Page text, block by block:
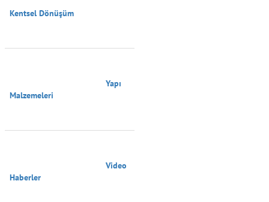
Kentsel Dönüşüm
Malzemeleri
Haberler